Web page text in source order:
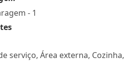
- 1
serviço, Área externa, Cozinha,